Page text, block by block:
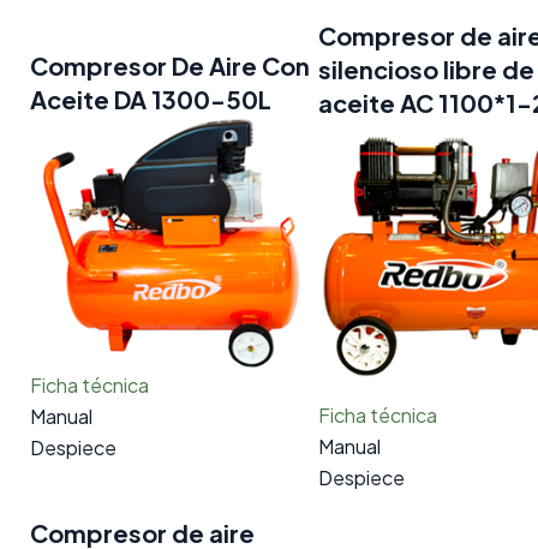
Compresor De Aire Con
Aceite DA 1300-50L
Ficha técnica
Manual
Despiece
Compresor de
silencioso libre de
aceite AC 1100*1-
Ficha técnica
Manual
Despiece
Compresor de aire